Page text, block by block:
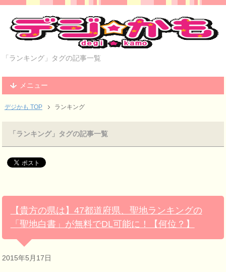
「ランキング」タグの記事一覧
メニュー
デジかも TOP ランキング
「ランキング」タグの記事一覧
【貴方の県は】47都道府県、聖地ランキングの
「聖地白書」が無料でDL可能に！【何位？】
2015年5月17日